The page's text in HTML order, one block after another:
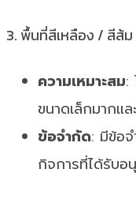
3. พื้นที่สีเหลือง / สีส้
ความเหมาะสม:
ขนาดเล็กมากแ
ข้อจำกัด: มีข้อ
กิจการที่ได้รับอ